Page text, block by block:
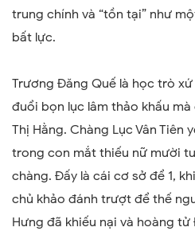
trung chính và “tồn tại” như
bất lực.
Trương Đăng Quế là học trò
đuổi bọn lục lâm thảo khấu
Thị Hằng. Chàng Lục Vân Tiên
trong con mắt thiếu nữ mười
chàng. Đấy là cái cơ sở để 1,
chủ khảo đánh trượt để thế
Hưng đã khiếu nại và hoàng